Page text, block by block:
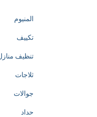
المنيوم
تكييف
تنظيف
ثلاجات
جوالات
حداد